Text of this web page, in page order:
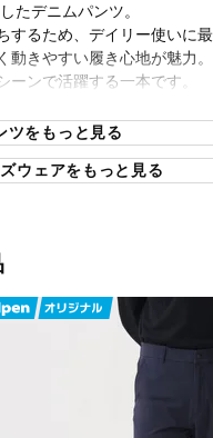
たデニムパンツ。
するため、デイリー使いに
きやすい履き心地が魅力。
ンで活躍する一本です。
ツをもっと見る
ウェアをもっと見る